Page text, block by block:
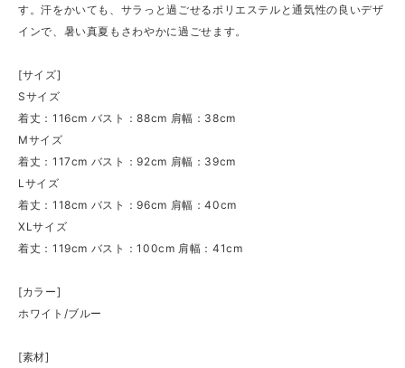
す。汗をかいても、サラっと過ごせるポリエステルと通気性の良いデザ
インで、暑い真夏もさわやかに過ごせます。
[サイズ]
Sサイズ
着丈：116cm バスト：88cm 肩幅：38cm
Mサイズ
着丈：117cm バスト：92cm 肩幅：39cm
Lサイズ
着丈：118cm バスト：96cm 肩幅：40cm
XLサイズ
着丈：119cm バスト：100cm 肩幅：41cm
[カラー]
ホワイト/ブルー
[素材]